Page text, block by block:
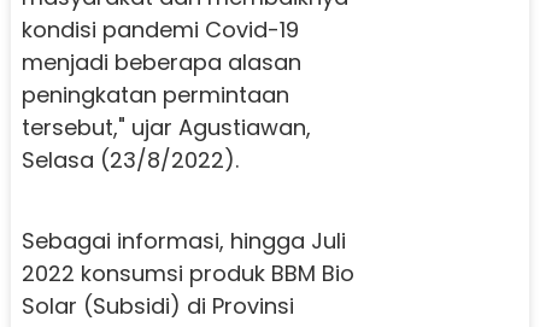
kondisi pandemi Covid-19
menjadi beberapa alasan
peningkatan permintaan
tersebut," ujar Agustiawan,
Selasa (23/8/2022).
Sebagai informasi, hingga Juli
2022 konsumsi produk BBM Bio
Solar (Subsidi) di Provinsi